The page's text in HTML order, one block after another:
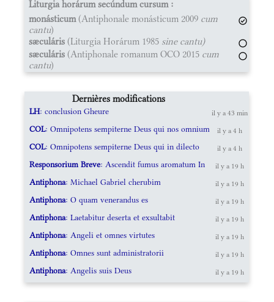
Liturgia horárum secúndum cursum :
monásticum(Antiphonale monásticum 2009 cum
cantu)
sæculáris (Liturgia Horárum 1985 sine cantu)
sæculáris (Antiphonale romanum OCO 2015 cum
cantu)
Dernières modifications
LH: conclusion Gheure il y a 43 min
COL: Omnipotens sempiterne Deus qui nos omnium il y a 4 h
COL: Omnipotens sempiterne Deus qui in dilecto il y a 4 h
Responsorium Breve: Ascendit fumus aromatum In il y a 19 h
Antiphona: Michael Gabriel cherubim il y a 19 h
Antiphona: O quam venerandus es il y a 19 h
Antiphona: Laetabitur deserta et exsultabit il y a 19 h
Antiphona: Angeli et omnes virtutes il y a 19 h
Antiphona: Omnes sunt administratorii il y a 19 h
Antiphona: Angelis suis Deus il y a 19 h